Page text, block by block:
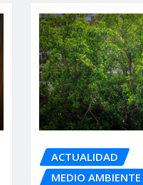
ACTUALIDAD
MEDIO AMBIENTE